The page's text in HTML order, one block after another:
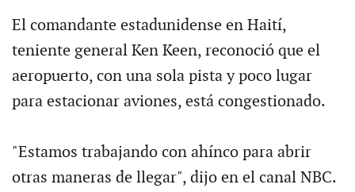
El comandante estadunidense en Haití,
teniente general Ken Keen, reconoció que el
aeropuerto, con una sola pista y poco lugar
para estacionar aviones, está congestionado.
"Estamos trabajando con ahínco para abrir
otras maneras de llegar", dijo en el canal NBC.